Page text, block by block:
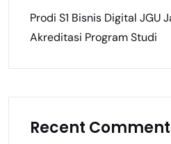
Prodi S1 Bisnis Digital JGU
Akreditasi Program Studi
Recent